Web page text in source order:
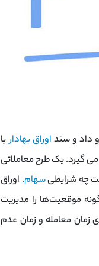
اوراق بهاداریا
می گیرد. یک طرح معاملاتی
سهام، اوراق
موقعیت‌ها را مدیریت
زمان معامله و زمان عدم